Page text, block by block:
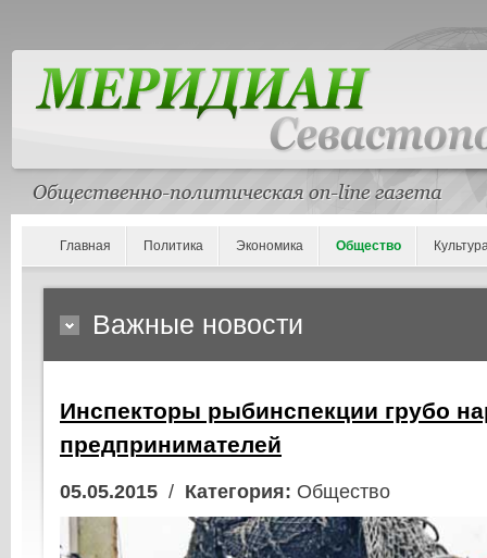
Главная Политика Экономика Общество
Важные новости
Инспекторы рыбинспекции грубо
предпринимателей
05.05.2015 / Категория: Общество